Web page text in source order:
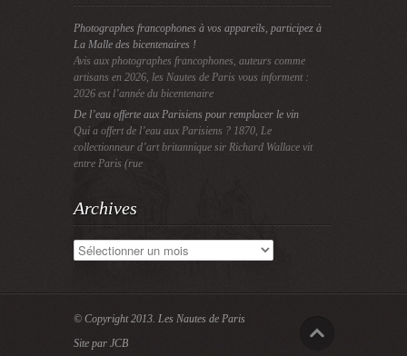
Photographes francophones à vos appareils, participez à
La Malle des bicentenaires !
Avis aux photographes francophones, auteurs comme
artisans en 2026, les Nautes de Paris vous informent :
2026 est l’année du bicentenaire
De l’eau offerte aux Parisiens pour remplacer le vin
Qui a offert de l’eau aux Parisiens ? 1870, Le
collectionneur d’art britannique sir Richard Wallace vit
entre Paris (rue
Archives
Archives
© Copyright 2013. Les Nautes de Paris
Site par JCB